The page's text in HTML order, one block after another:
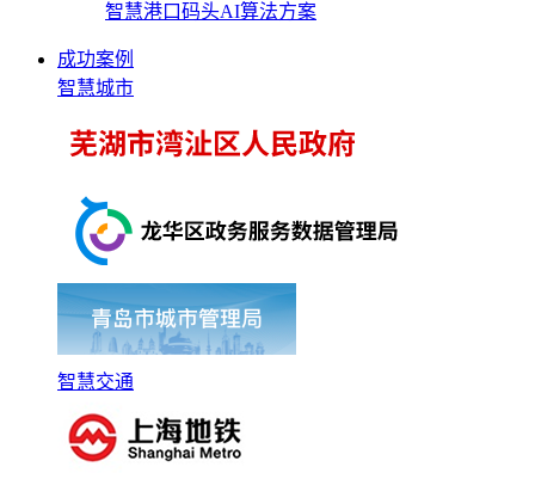
智慧港口码头AI算法方案
成功案例
智慧城市
智慧交通